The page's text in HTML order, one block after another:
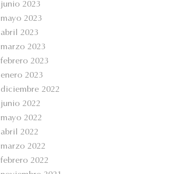
junio 2023
mayo 2023
abril 2023
marzo 2023
febrero 2023
enero 2023
diciembre 2022
junio 2022
mayo 2022
abril 2022
marzo 2022
febrero 2022